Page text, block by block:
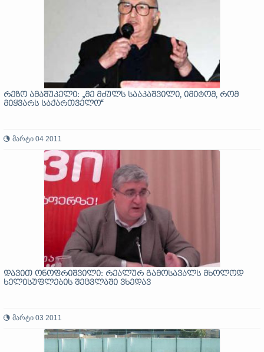
რეზო ამაშუკელი: „მე მძულს სააკაშვილი, იმიტომ, რომ
მიყვარს საქართველო“
მარტი 04 2011
დავით ონოფრიშვილი: რეალურ გამოსავალს მხოლოდ
ხელისუფლების შეცვლაში ვხედავ
მარტი 03 2011